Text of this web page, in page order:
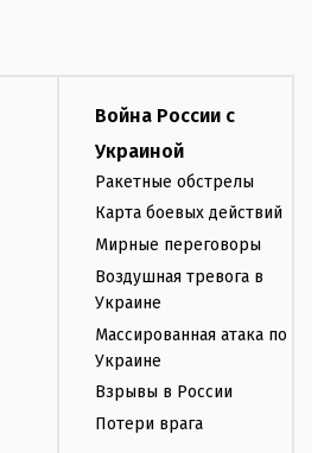
Война России с
Украиной
Ракетные обстрелы
Карта боевых действий
Мирные переговоры
Воздушная тревога в
Украине
Массированная атака по
Украине
Взрывы в России
Потери врага